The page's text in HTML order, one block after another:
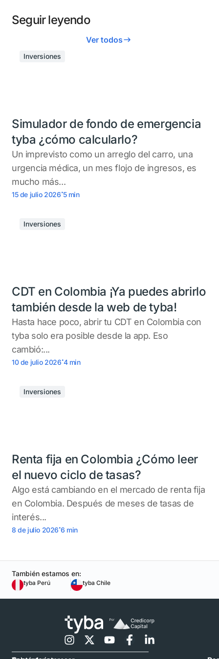
Seguir leyendo
Ver todos
Inversiones
Simulador de fondo de emergencia
tyba ¿cómo calcularlo?
Un imprevisto como un arreglo del carro, una
urgencia médica, un mes flojo de ingresos, es
mucho más...
15 de julio 2026.5 min
Inversiones
CDT en Colombia ¡Ya puedes abrirlo
también desde la web de tyba!
Hasta hace poco, abrir tu CDT en Colombia con
tyba solo era posible desde la app. Eso
cambió:...
10 de julio 2026.4 min
Inversiones
Renta fija en Colombia ¿Cómo leer
el nuevo ciclo de tasas?
Algo está cambiando en el mercado de renta fija
en Colombia. Después de meses de tasas de
interés...
8 de julio 2026.6 min
También estamos en:
tyba Perú tyba Chile